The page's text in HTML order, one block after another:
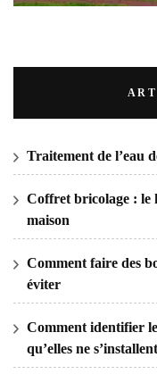
Traitement de l’eau
Coffret bricolage : le
maison
Comment faire des
éviter
Comment identifier
qu’elles ne s’installent